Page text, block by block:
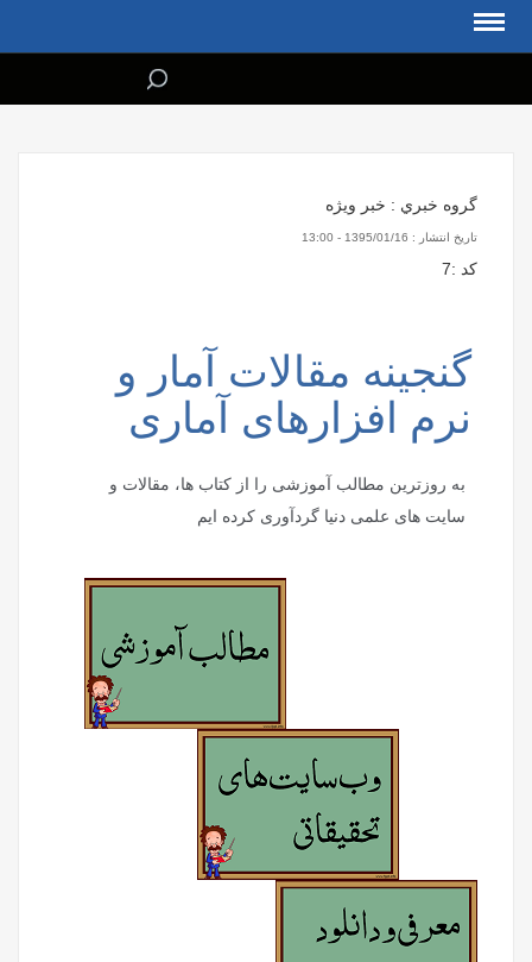
گروه خبري : خبر ویژه
تاريخ انتشار : 1395/01/16 - 13:00
كد :7
گنجینه مقالات آمار و
نرم افزارهای آماری
به روزترین مطالب آموزشی را از کتاب ها، مقالات و
سایت های علمی دنیا گردآوری کرده ایم